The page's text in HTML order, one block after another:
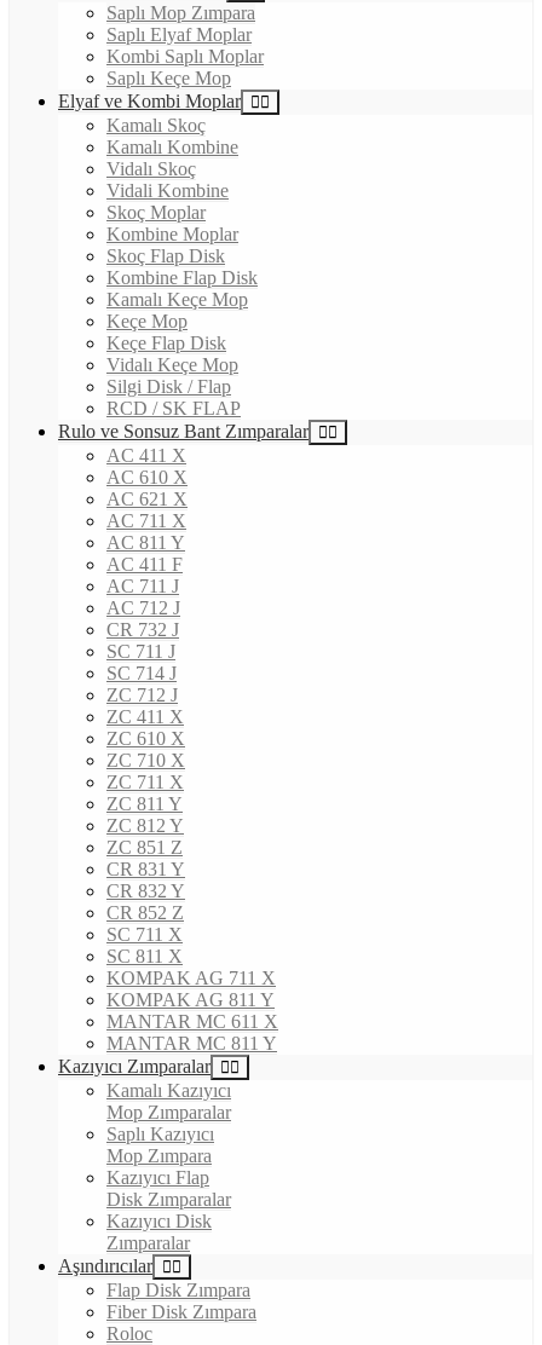
Saplı Mop Zımpara
Saplı Elyaf Moplar
Kombi Saplı Moplar
Saplı Keçe Mop
Elyaf ve Kombi Moplar
Kamalı Skoç
Kamalı Kombine
Vidalı Skoç
Vidali Kombine
Skoç Moplar
Kombine Moplar
Skoç Flap Disk
Kombine Flap Disk
Kamalı Keçe Mop
Keçe Mop
Keçe Flap Disk
Vidalı Keçe Mop
Silgi Disk / Flap
RCD / SK FLAP
Rulo ve Sonsuz Bant Zımparalar
AC 411 X
AC 610 X
AC 621 X
AC 711 X
AC 811 Y
AC 411 F
AC 711 J
AC 712 J
CR 732 J
SC 711 J
SC 714 J
ZC 712 J
ZC 411 X
ZC 610 X
ZC 710 X
ZC 711 X
ZC 811 Y
ZC 812 Y
ZC 851 Z
CR 831 Y
CR 832 Y
CR 852 Z
SC 711 X
SC 811 X
KOMPAK AG 711 X
KOMPAK AG 811 Y
MANTAR MC 611 X
MANTAR MC 811 Y
Kazıyıcı Zımparalar
Kamalı Kazıyıcı
Mop Zımparalar
Saplı Kazıyıcı
Mop Zımpara
Kazıyıcı Flap
Disk Zımparalar
Kazıyıcı Disk
Zımparalar
Aşındırıcılar
Flap Disk Zımpara
Fiber Disk Zımpara
Roloc